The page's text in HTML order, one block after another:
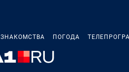
ЗНАКОМСТВА ПОГОДА